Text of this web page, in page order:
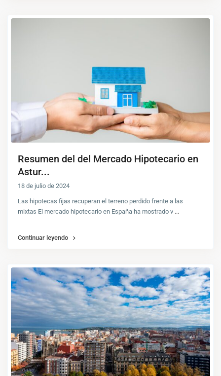
Resumen del del Mercado Hipotecario en
Astur...
18 de julio de 2024
Las hipotecas fijas recuperan el terreno perdido frente a las
mixtas El mercado hipotecario en España ha mostrado v ...
Continuar leyendo